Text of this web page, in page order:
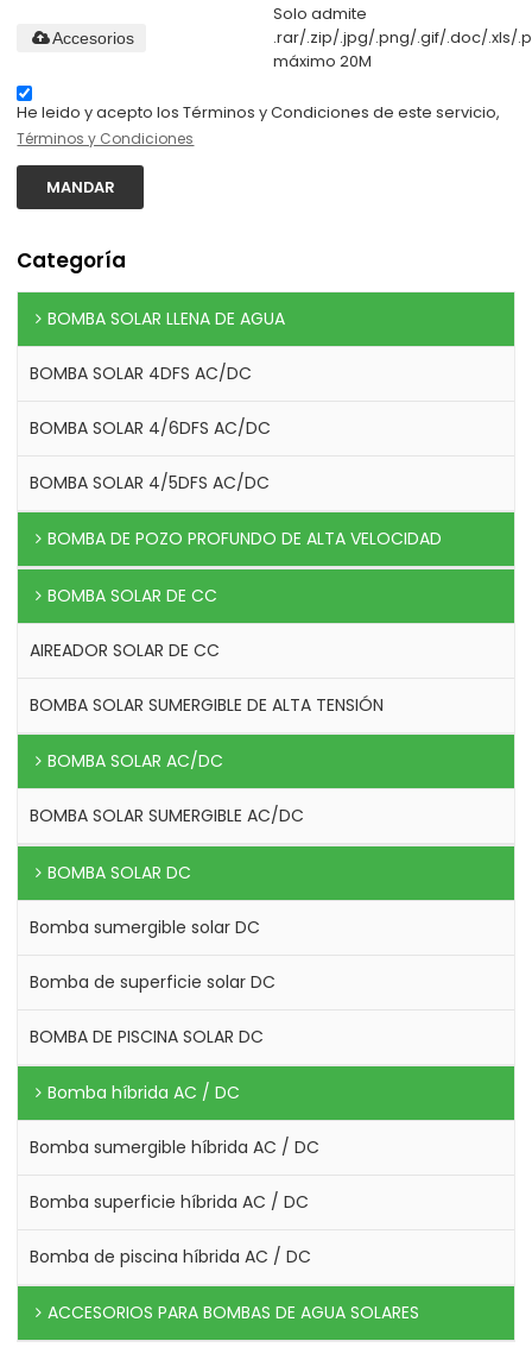
Solo admite
.rar/.zip/.jpg/.png/.gif/.doc/.xls/
máximo 20M
Accesorios
He leido y acepto los Términos y Condiciones de este servicio,
Términos y Condiciones
MANDAR
Categoría
BOMBA SOLAR LLENA DE AGUA
BOMBA SOLAR 4DFS AC/DC
BOMBA SOLAR 4/6DFS AC/DC
BOMBA SOLAR 4/5DFS AC/DC
BOMBA DE POZO PROFUNDO DE ALTA VELOCIDAD
BOMBA SOLAR DE CC
AIREADOR SOLAR DE CC
BOMBA SOLAR SUMERGIBLE DE ALTA TENSIÓN
BOMBA SOLAR AC/DC
BOMBA SOLAR SUMERGIBLE AC/DC
BOMBA SOLAR DC
Bomba sumergible solar DC
Bomba de superficie solar DC
BOMBA DE PISCINA SOLAR DC
Bomba híbrida AC / DC
Bomba sumergible híbrida AC / DC
Bomba superficie híbrida AC / DC
Bomba de piscina híbrida AC / DC
ACCESORIOS PARA BOMBAS DE AGUA SOLARES